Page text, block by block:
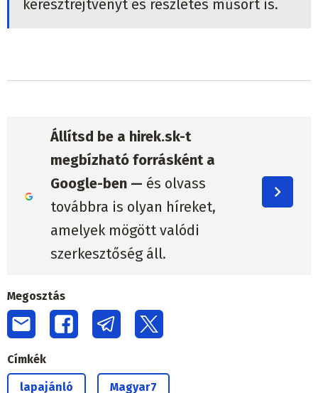
keresztrejtvényt és részletes műsort is.
Állítsd be a hirek.sk-t
megbízható forrásként a
Google-ben — és olvass
továbbra is olyan híreket,
amelyek mögött valódi
szerkesztőség áll.
Megosztás
Címkék
lapajánló Magyar7